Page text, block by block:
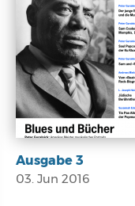
Ausgabe 3
03. Jun 2016